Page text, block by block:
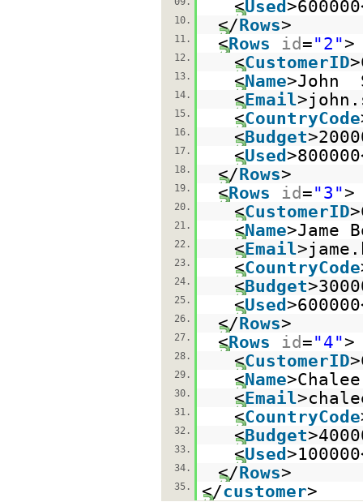
<Used
10. </Rows>
11. <Rows id="2">
12. <CustomerID
13. <Name>John
14. <Email
15. <CountryCode
16. <Budget
17. <Used
18. </Rows>
19. <Rows id="3">
20. <CustomerID
21. <Name>Jame
22. <Email
23. <CountryCode
24. <Budget
25. <Used
26. </Rows>
27. <Rows id="4">
28. <CustomerID
29. <Name
30. <Email
31. <CountryCode
32. <Budget
33. <Used
34. </Rows>
35. </customer>